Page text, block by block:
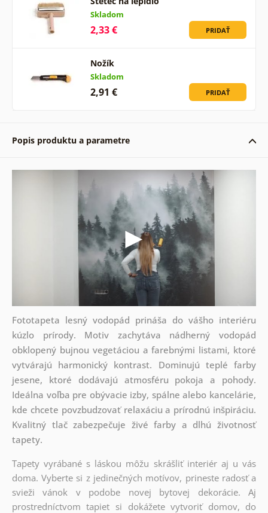
Skladom
2,33 € PRIDAŤ
Nožík
Skladom
2,91 € PRIDAŤ
Popis produktu a parametre
Fototapeta lesný vodopád prináša do vášho interiéru
kúzlo prírody. Motiv zachytáva nádherný vodopád
obklopený bujnou vegetáciou a farebnými listami, ktoré
vytvárajú harmonický kontrast. Dominujú teplé farby
jesene, ktoré dodávajú atmosféru pokoja a pohody.
Ideálna voľba pre obývacie izby, spálne alebo kancelárie,
kde chcete povzbudzovať relaxáciu a prírodnú inšpiráciu.
Kvalitný tlač zabezpečuje živé farby a dlhú životnosť
tapety.
Tapety vyrábané s láskou môžu skrášliť interiér aj u vás
doma. Vyberte si z jedinečných motívov, prineste radosť a
svieži vánok v podobe novej bytovej dekorácie. Aj
prostredníctvom tapiet si dokážete vytvoriť domov, do